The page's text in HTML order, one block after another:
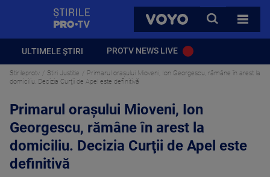
VOYO
CAUTA
TOATE
ULTIMELE ȘTIRI PROTV NEWS LIVE
Stirileprotv Stiri Justitie
Primarul oraşului Mioveni, Ion Georgescu, rămâne în arest la
domiciliu. Decizia Curţii de Apel este definitivă
Primarul oraşului Mioveni, Ion
Georgescu, rămâne în arest la
domiciliu. Decizia Curţii de Apel este
definitivă